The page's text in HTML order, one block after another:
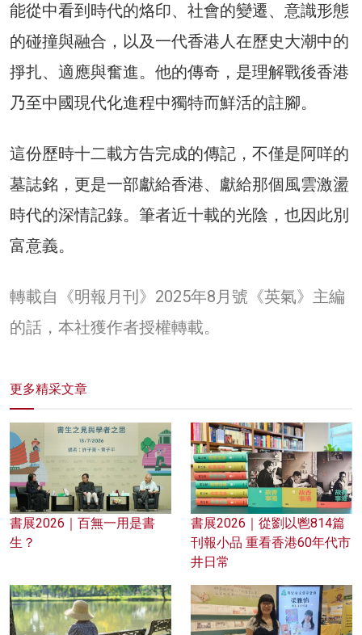
能從中看到時代的烙印、社會的變遷、意識形態
的碰撞與融合，以及一代香港人在歷史大潮中的
掙扎、適應與奮進。他的傳奇，是理解戰後香港
乃至中國現代化進程中獨特而鮮活的註腳。
這份歷時十二載方告完成的傳記，不僅是阿咩的
墓誌銘，更是一部獻給香港、獻給那個風雲激盪
時代的深情記錄。筆者近十載的光陰，也因此別
富意義。
轉載自《明報月刊》2025年8月號《英氣》主編
的話，本社獲作者授權轉載。
更多精采文章
書展2026｜百無一用是書
生？
書展2026｜從劉以鬯814篇
刊報小品 重看香港60年代市
井日常